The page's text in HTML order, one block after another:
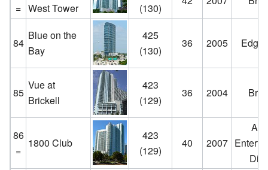
= West Tower (130)
84
Blue on the
Bay
425
(130)
36 2005
85
Vue at
Brickell
423
(129)
36 2004
86
=
1800 Club
423
(129)
40 2007